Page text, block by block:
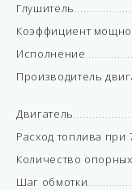
Глушитель
Коэффициент
Исполнение
Производитель
Двигатель
Расход топлива при
Количество
Шаг обмотки